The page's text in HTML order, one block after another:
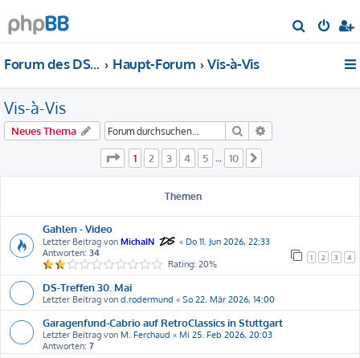
u
Forum des DS-Club Deutschland e.V. Haupt-Forum Vis-à-Vis
Vis-à-Vis
Neues Thema Suche
Seite 1von
1 2 3 4 5 … 10
Themen
Gahlen - Video
Letzter Beitrag von MichaIN « Do 11. Jun 2026, 22:33
Antworten: 34 1 2 3 4
Rating: 20%
DS-Treffen 30. Mai
Letzter Beitrag von d.rodermund « So 22. Mär 2026, 14:00
Garagenfund-Cabrio auf RetroClassics in Stuttgart
Letzter Beitrag von M. Ferchaud « Mi 25. Feb 2026, 20:03
Antworten: 7